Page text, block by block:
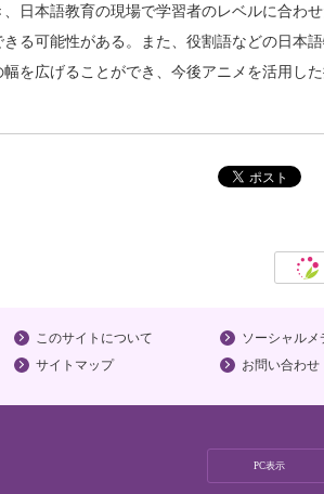
日本語教育の現場で学習者のレベルに合わ
る可能性がある。また、役割語などの日本
幅を広げることができ、今後アニメを活用し
このサイトについて ソーシャルメ
サイトマップ お問い合わせ
PC表示